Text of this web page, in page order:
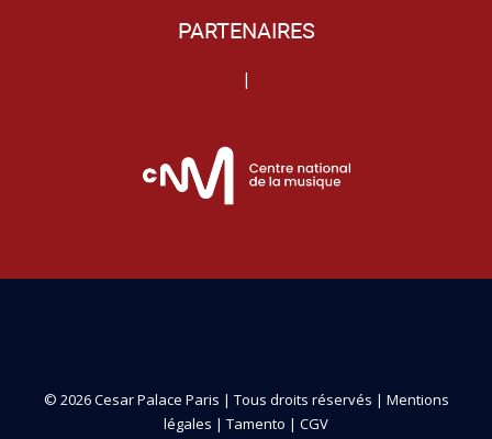
PARTENAIRES
|
© 2026 Cesar Palace Paris | Tous droits réservés | Mentions
légales | Tamento | CGV